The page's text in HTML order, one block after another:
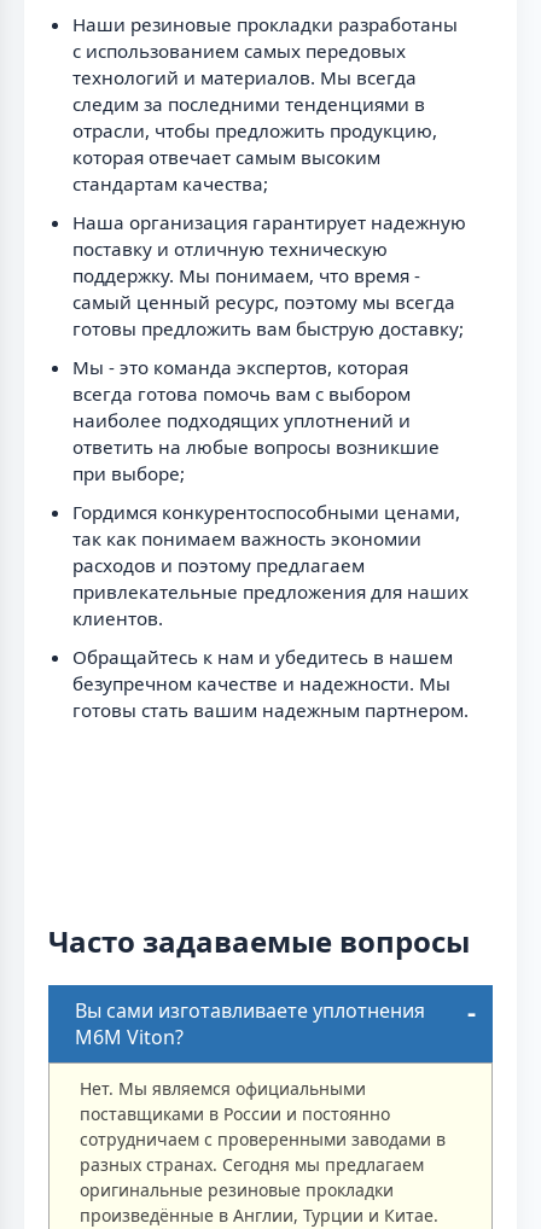
Наши резиновые прокладки разработаны
с использованием самых передовых
технологий и материалов. Мы всегда
следим за последними тенденциями в
отрасли, чтобы предложить продукцию,
которая отвечает самым высоким
стандартам качества;
Наша организация гарантирует надежную
поставку и отличную техническую
поддержку. Мы понимаем, что время -
самый ценный ресурс, поэтому мы всегда
готовы предложить вам быструю доставку;
Мы - это команда экспертов, которая
всегда готова помочь вам с выбором
наиболее подходящих уплотнений и
ответить на любые вопросы возникшие
при выборе;
Гордимся конкурентоспособными ценами,
так как понимаем важность экономии
расходов и поэтому предлагаем
привлекательные предложения для наших
клиентов.
Обращайтесь к нам и убедитесь в нашем
безупречном качестве и надежности. Мы
готовы стать вашим надежным партнером.
Часто задаваемые вопросы
Вы сами изготавливаете уплотнения
M6M Viton?
Нет. Мы являемся официальными
поставщиками в России и постоянно
сотрудничаем с проверенными заводами в
разных странах. Сегодня мы предлагаем
оригинальные резиновые прокладки
произведённые в Англии, Турции и Китае.